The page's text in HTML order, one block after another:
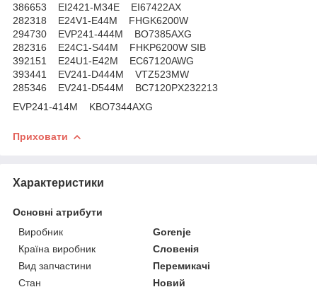
386653 EI2421-M34E EI67422AX
282318 E24V1-E44M FHGK6200W
294730 EVP241-444M BO7385AXG
282316 E24C1-S44M FHKP6200W SIB
392151 E24U1-E42M EC67120AWG
393441 EV241-D444M VTZ523MW
285346 EV241-D544M BC7120PX232213
EVP241-414M KBO7344AXG
Приховати
Характеристики
Основні атрибути
Виробник
Gorenje
Країна виробник
Словенія
Вид запчастини
Перемикачі
Стан
Новий